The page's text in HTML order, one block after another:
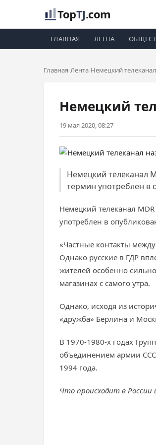
TopTJ.com
ГЛАВНАЯ ЛЕНТА
Главная Лента Немецкий
Немецкий
19 мая 2020, 08:27
Немецкий телеканал
термин употреблен в
Немецкий телеканал
употреблен в
«Частные контакты
Однако русские в ГДР
жителей особенно
магазинах с самого утра.
Однако, исходя из
«дружба» Берлина и
В 1970-1980-х годах
объединением армии
1994 года.
Что происходит в России